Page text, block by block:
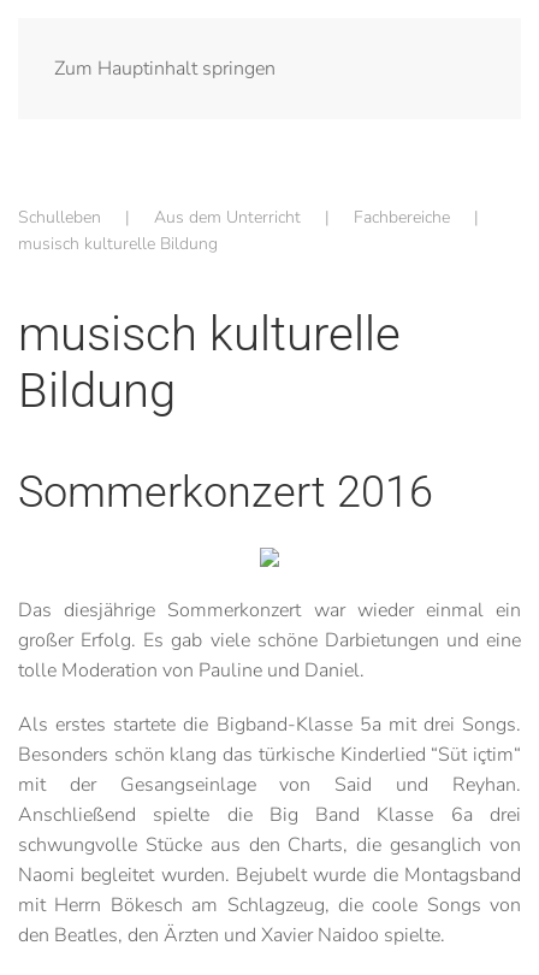
Zum Hauptinhalt springen
Schulleben Aus dem Unterricht
Fachbereiche
musisch kulturelle Bildung
musisch kulturelle
Bildung
Sommerkonzert 2016
Das diesjährige Sommerkonzert war wieder einmal ein
großer Erfolg. Es gab viele schöne Darbietungen und eine
tolle Moderation von Pauline und Daniel.
Als erstes startete die Bigband-Klasse 5a mit drei Songs.
Besonders schön klang das türkische Kinderlied “Süt içtim“
mit der Gesangseinlage von Said und Reyhan.
Anschließend spielte die Big Band Klasse 6a drei
schwungvolle Stücke aus den Charts, die gesanglich von
Naomi begleitet wurden. Bejubelt wurde die Montagsband
mit Herrn Bökesch am Schlagzeug, die coole Songs von
den Beatles, den Ärzten und Xavier Naidoo spielte.